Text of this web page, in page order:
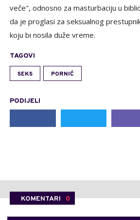
veče", odnosno za masturbaciju u
da je proglasi za seksualnog
koju bi nosila duže vreme.
TAGOVI
SEKS PORNIĆ
PODIJELI
KOMENTARI 0